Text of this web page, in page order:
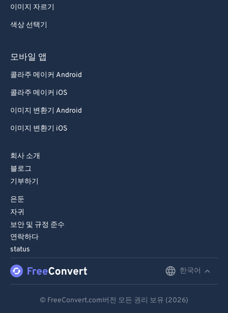
이미지 자르기
색상 선택기
모바일 앱
콜라주 메이커 Android
콜라주 메이커 iOS
이미지 변환기 Android
이미지 변환기 iOS
회사 소개
블로그
기부하기
은둔
자귀
보안 및 규정 준수
연락하다
status
한국어
© FreeConvert.com버전 모든 권리 보유 (2026)